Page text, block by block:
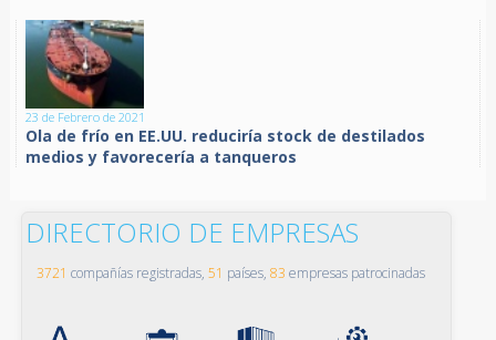
23 de Febrero de 2021
Ola de frío en EE.UU. reduciría stock de destilados
medios y favorecería a tanqueros
DIRECTORIO DE EMPRESAS
3721 compañías registradas, 51 países, 83 empresas patrocinadas